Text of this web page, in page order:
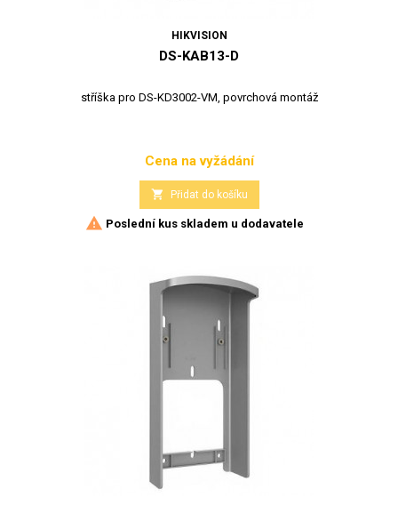
HIKVISION
DS-KAB13-D
stříška pro DS-KD3002-VM, povrchová montáž
Cena
Cena na vyžádání
 Přidat do košíku
 Poslední kus skladem u dodavatele